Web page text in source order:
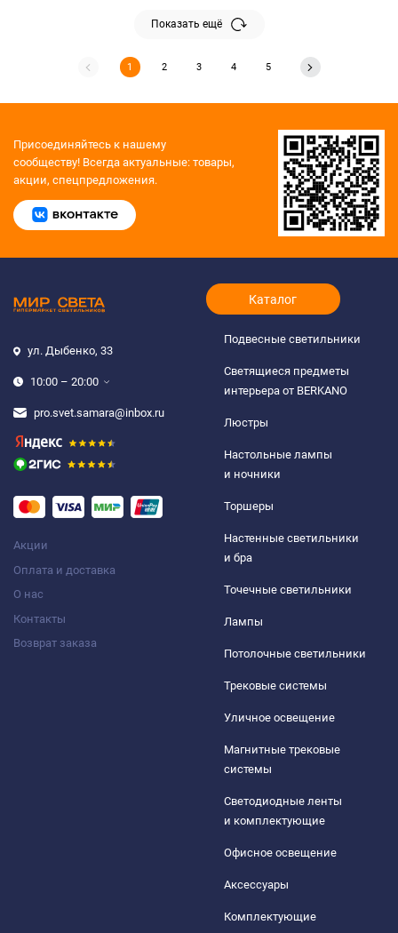
Показать ещё
1 2 3 4 5
Присоединяйтесь к нашему
сообществу! Всегда актуальные: товары,
акции, спецпредложения.
ул. Дыбенко, 33
10:00 – 20:00
pro.svet.samara@inbox.ru
Акции
Оплата и доставка
О нас
Контакты
Возврат заказа
Каталог
Подвесные светильники
Светящиеся предметы
интерьера от BERKANO
Люстры
Настольные лампы
и ночники
Торшеры
Настенные светильники
и бра
Точечные светильники
Лампы
Потолочные светильники
Трековые системы
Уличное освещение
Магнитные трековые
системы
Светодиодные ленты
и комплектующие
Офисное освещение
Аксессуары
Комплектующие